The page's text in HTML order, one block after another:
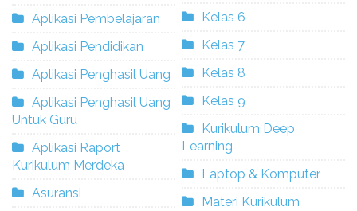
Aplikasi Pembelajaran
Aplikasi Pendidikan
Aplikasi Penghasil Uang
Aplikasi Penghasil Uang
Untuk Guru
Aplikasi Raport
Kurikulum Merdeka
Asuransi
Kelas 6
Kelas 7
Kelas 8
Kelas 9
Kurikulum Deep
Learning
Laptop & Komputer
Materi Kurikulum